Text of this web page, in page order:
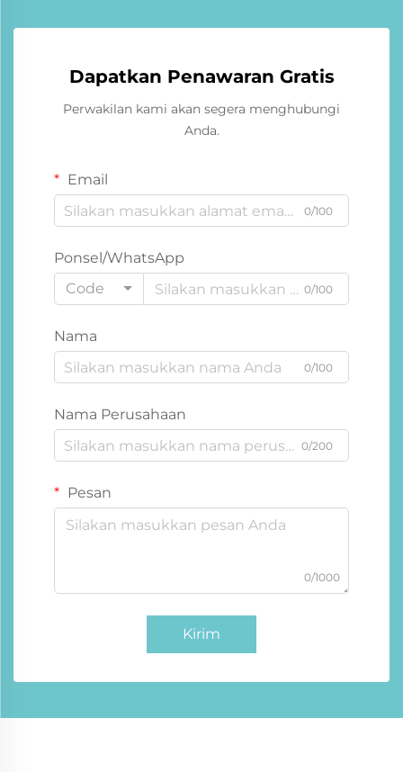
Dapatkan Penawaran Gratis
Perwakilan kami akan segera menghubungi
Anda.
Email
0/100
Ponsel/WhatsApp
Code
0/100
Nama
0/100
Nama Perusahaan
0/200
Pesan
0/1000
Kirim